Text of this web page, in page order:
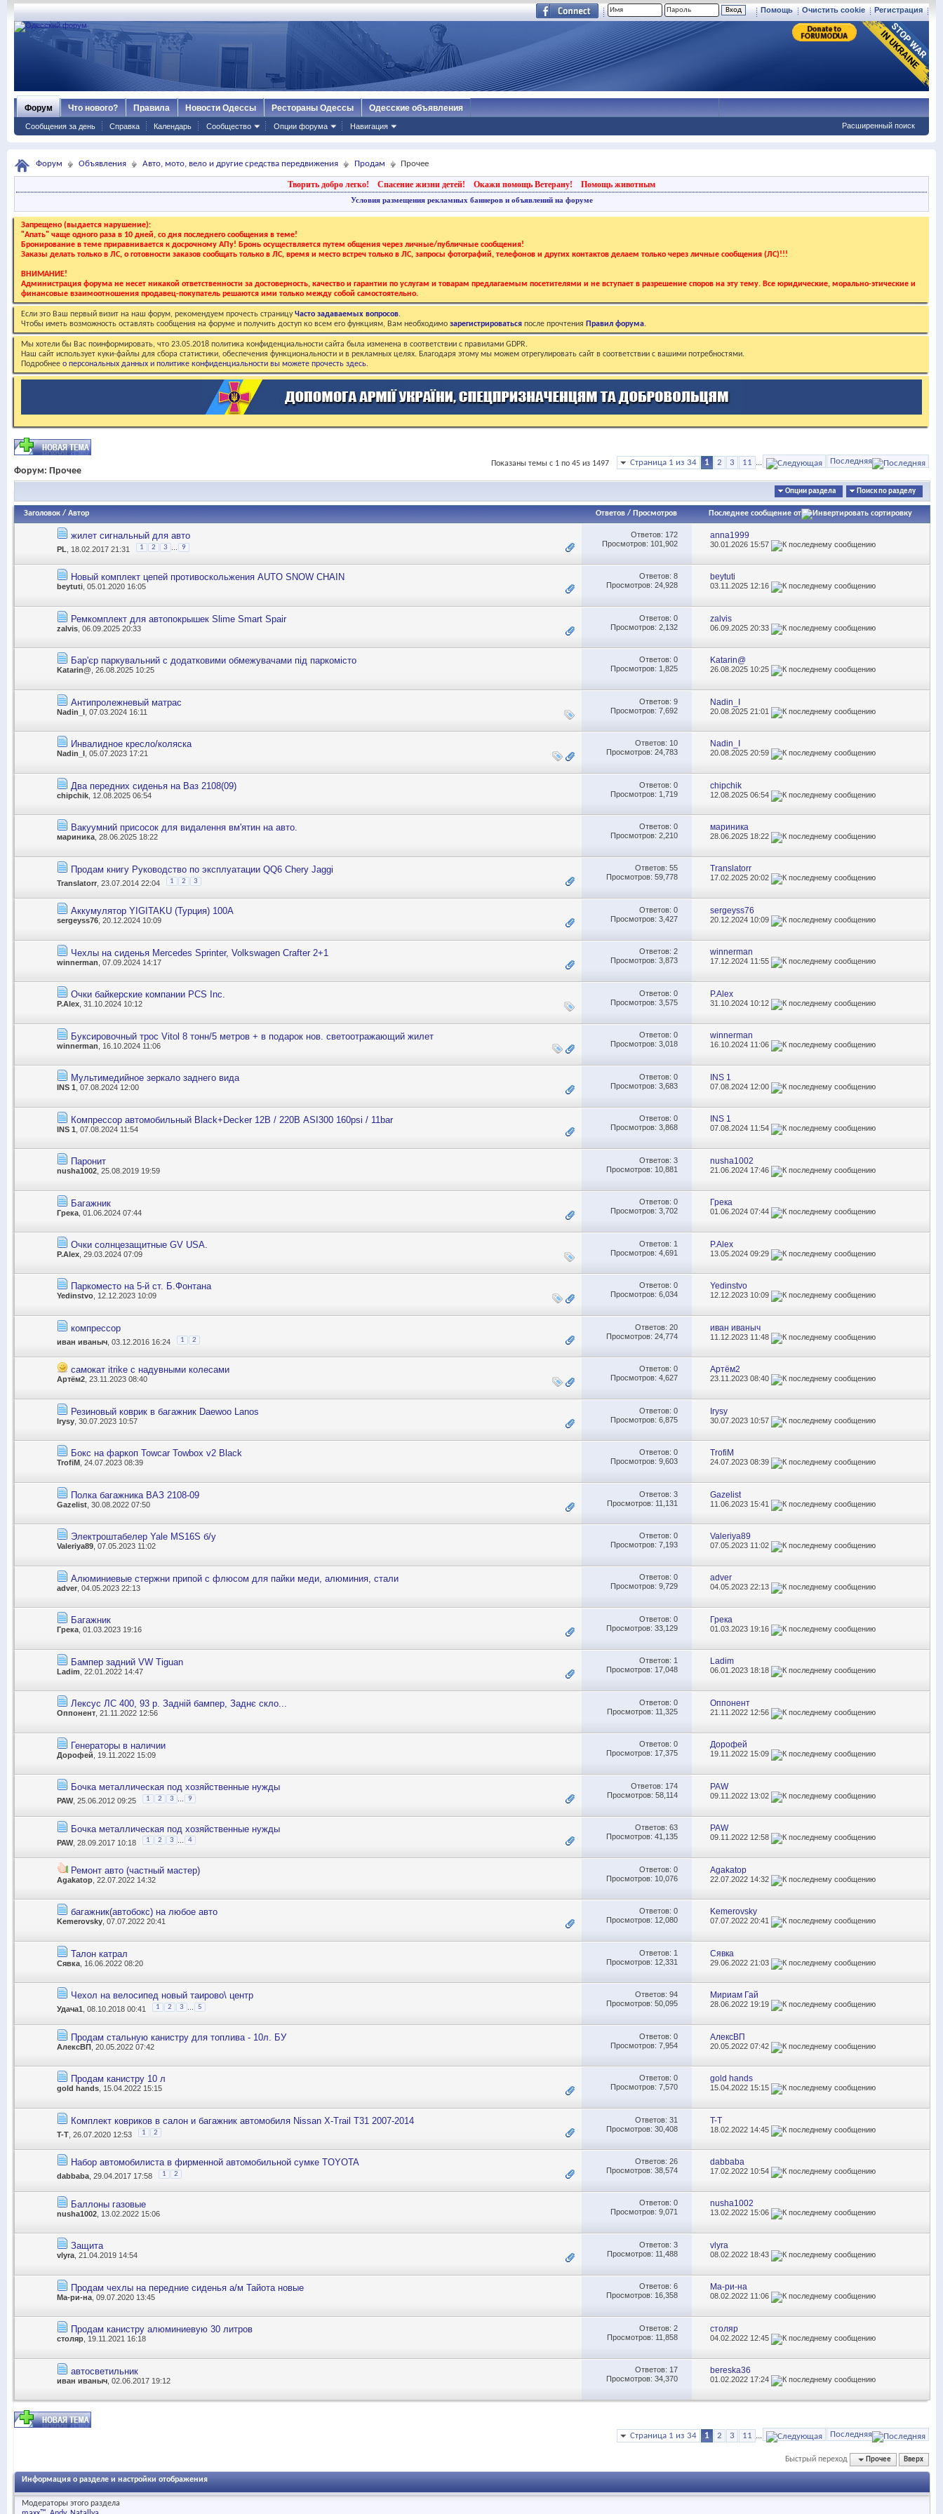
Регистрация
Очистить cookie
Помощь
Форум
Сообщения за день Справка Календарь Сообщество Опции форума Навигация
Что нового? Правила Новости Одессы Рестораны Одессы Одесские объявления
Расширенный поиск
Форум Объявления Авто, мото, вело и другие средства передвижения Продам Прочее
Творить добро легко! Спасение жизни детей! Окажи помощь Ветерану! Помощь животным
Условия размещения рекламных баннеров и объявлений на форуме
Запрещено (выдается нарушение):
"Апать" чаще одного раза в 10 дней, со дня последнего сообщения в теме!
Бронирование в теме приравнивается к досрочному АПу! Бронь осуществляется путем общения через личные/публичные сообщения!
Заказы делать только в ЛС, о готовности заказов сообщать только в ЛС, время и место встреч только в ЛС, запросы фотографий, телефонов и других контактов делаем только через личные сообщения (ЛС)!!!
ВНИМАНИЕ!
Администрация форума не несет никакой ответственности за достоверность, качество и гарантии по услугам и товарам предлагаемым посетителями и не вступает в разрешение споров на эту тему. Все юридические, морально-этические и
финансовые взаимоотношения продавец-покупатель решаются ими только между собой самостоятельно.
Если это Ваш первый визит на наш форум, рекомендуем прочесть страницуЧасто задаваемых вопросов.
Чтобы иметь возможность оставлять сообщения на форуме и получить доступ ко всем его функциям, Вам необходимо зарегистрироваться после прочтения Правил форума.
Мы хотели бы Вас поинформировать, что 23.05.2018 политика конфиденциальности сайта была изменена в соответствии с правилами GDPR.
Наш сайт использует куки-файлы для сбора статистики, обеспечения функциональности и в рекламных целях. Благодаря этому мы можем отрегулировать сайт в соответствии с вашими потребностями.
Подробнее о персональных данных и политике конфиденциальности вы можете прочесть здесь.
Страница 1 из 34 1 2 3 11 ... Последняя
Показаны темы с 1 по 45 из 1497
Форум: Прочее
Опции раздела Поиск по разделу
Заголовок / Автор Ответов/ Просмотров Последнее сообщение от
жилет сигнальный для авто
PL , 18.02.2017 21:31 1 2 3 9
Ответов: 172
Просмотров: 101,902
anna1999
30.01.2026 15:57
Новый комплект цепей противоскольжения AUTO SNOW CHAIN
beytuti, 05.01.2020 16:05
Ответов: 8
Просмотров: 24,928
beytuti
03.11.2025 12:16
Ремкомплект для автопокрышек Slime Smart Spair
zalvis , 06.09.2025 20:33
Ответов: 0
Просмотров: 2,132
zalvis
06.09.202520:33
Бар'єр паркувальний с додатковими обмежувачами під паркомісто
Katarin@, 26.08.2025 10:25
Ответов: 0
Просмотров: 1,825
Katarin@
26.08.2025 10:25
Антипролежневый матрас
Nadin_I , 07.03.2024 16:11
Ответов: 9
Просмотров: 7,692
Nadin_I
20.08.202521:01
Инвалидное кресло/коляска
Nadin_I , 05.07.2023 17:21
Ответов: 10
Просмотров: 24,783
Nadin_I
20.08.202520:59
Два передних сиденья на Ваз 2108(09)
chipchik , 12.08.2025 06:54
Ответов: 0
Просмотров: 1,719
chipchik
12.08.202506:54
Вакуумний присосок для видалення вм'ятин на авто.
мариника , 28.06.2025 18:22
Ответов: 0
Просмотров: 2,210
мариника
28.06.2025 18:22
Продам книгу Руководство по эксплуатации QQ6 Chery Jaggi
Translatorr , 23.07.2014 22:04 1 2 3
Ответов: 55
Просмотров: 59,778
Translatorr
17.02.202520:02
Аккумулятор YIGITAKU (Турция) 100А
sergeyss76 , 20.12.2024 10:09
Ответов: 0
Просмотров: 3,427
sergeyss76
20.12.2024 10:09
Чехлы на сиденья Mercedes Sprinter, Volkswagen Crafter 2+1
winnerman , 07.09.2024 14:17
Ответов: 2
Просмотров: 3,873
winnerman
17.12.202411:55
Очки байкерские компании PCS Inc.
P.Alex , 31.10.2024 10:12
Ответов: 0
Просмотров: 3,575
P.Alex
31.10.2024 10:12
Буксировочный трос Vitol 8 тонн/5 метров + в подарок нов. светоотражающий жилет
winnerman , 16.10.2024 11:06
Ответов: 0
Просмотров: 3,018
winnerman
16.10.2024 11:06
Мультимедийное зеркало заднего вида
INS 1 , 07.08.2024 12:00
Ответов: 0
Просмотров: 3,683
INS 1
07.08.2024 12:00
Компресcор автомобильный Black+Decker 12В / 220В ASI300 160psi / 11bar
INS 1 , 07.08.2024 11:54
Ответов: 0
Просмотров: 3,868
INS 1
07.08.2024 11:54
Паронит
nusha1002 , 25.08.2019 19:59
Ответов: 3
Просмотров: 10,881
nusha1002
21.06.2024 17:46
Багажник
Грека , 01.06.2024 07:44
Ответов: 0
Просмотров: 3,702
Грека
01.06.202407:44
Очки солнцезащитные GV USA.
P.Alex , 29.03.2024 07:09
Ответов: 1
Просмотров: 4,691
P.Alex
13.05.202409:29
Паркоместо на 5-й ст. Б.Фонтана
Yedinstvo, 12.12.2023 10:09
Ответов: 0
Просмотров: 6,034
Yedinstvo
12.12.2023 10:09
компрессор
иван иваныч , 03.12.2016 16:24 1 2
Ответов: 20
Просмотров: 24,774
иван иваныч
11.12.2023 11:48
самокат itrike с надувными колесами
Артём2 , 23.11.2023 08:40
Ответов: 0
Просмотров: 4,627
Артём2
23.11.202308:40
Резиновый коврик в багажник Daewoo Lanos
Irysy , 30.07.2023 10:57
Ответов: 0
Просмотров: 6,875
Irysy
30.07.2023 10:57
Бокс на фаркоп Towcar Towbox v2 Black
TrofiM , 24.07.2023 08:39
Ответов: 0
Просмотров: 9,603
TrofiM
24.07.202308:39
Полка багажника ВАЗ 2108-09
Gazelist , 30.08.2022 07:50
Ответов: 3
Просмотров: 11,131
Gazelist
11.06.2023 15:41
Электроштабелер Yale MS16S б/у
Valeriya89 , 07.05.2023 11:02
Ответов: 0
Просмотров: 7,193
Valeriya89
07.05.2023 11:02
Алюминиевые стержни припой с флюсом для пайки меди, алюминия, стали
adver , 04.05.2023 22:13
Ответов: 0
Просмотров: 9,729
adver
04.05.202322:13
Багажник
Грека , 01.03.2023 19:16
Ответов: 0
Просмотров: 33,129
Грека
01.03.2023 19:16
Бампер задний VW Tiguan
Ladim , 22.01.2022 14:47
Ответов: 1
Просмотров: 17,048
Ladim
06.01.2023 18:18
Лексус ЛС 400, 93 р. Задній бампер, Заднє скло...
Оппонент , 21.11.2022 12:56
Ответов: 0
Просмотров: 11,325
Оппонент
21.11.2022 12:56
Генераторы в наличии
Дорофей , 19.11.2022 15:09
Ответов: 0
Просмотров: 17,375
Дорофей
19.11.2022 15:09
Бочка металлическая под хозяйственные нужды
PAW, 25.06.2012 09:25 1 2 3 9
Ответов: 174
Просмотров: 58,114
PAW
09.11.2022 13:02
Бочка металлическая под хозяйственные нужды
PAW, 28.09.2017 10:18 1 2 3 4
Ответов: 63
Просмотров: 41,135
PAW
09.11.2022 12:58
Ремонт авто (частный мастер)
Agakatop , 22.07.2022 14:32
Ответов: 0
Просмотров: 10,076
Agakatop
22.07.2022 14:32
багажник(автобокс) на любое авто
Kemerovsky, 07.07.2022 20:41
Ответов: 0
Просмотров: 12,080
Kemerovsky
07.07.202220:41
Талон катрал
Сявка , 16.06.2022 08:20
Ответов: 1
Просмотров: 12,331
Сявка
29.06.202221:03
Чехол на велосипед новый таирово\ центр
Удача1 , 08.10.2018 00:41 1 2 3 5
Ответов: 94
Просмотров: 50,095
Мириам Гай
28.06.2022 19:19
Продам стальную канистру для топлива - 10л. БУ
АлексВП , 20.05.2022 07:42
Ответов: 0
Просмотров: 7,954
АлексВП
20.05.202207:42
Продам канистру 10 л
gold hands , 15.04.2022 15:15
Ответов: 0
Просмотров: 7,570
gold hands
15.04.2022 15:15
Комплект ковриков в салон и багажник автомобиля Nissan X-Trail T31 2007-2014
T-T , 26.07.2020 12:53 1 2
Ответов: 31
Просмотров: 30,408
T-T
18.02.2022 14:45
Набор автомобилиста в фирменной автомобильной сумке TOYOTA
dabbaba , 29.04.2017 17:58 1 2
Ответов: 26
Просмотров: 38,574
dabbaba
17.02.2022 10:54
Баллоны газовые
nusha1002 , 13.02.2022 15:06
Ответов: 0
Просмотров: 9,071
nusha1002
13.02.202215:06
Защита
vlyra , 21.04.2019 14:54
Ответов: 3
Просмотров: 11,488
vlyra
08.02.2022 18:43
Продам чехлы на передние сиденья а/м Тайота новые
Ма-ри-на , 09.07.2020 13:45
Ответов: 6
Просмотров: 16,358
Ма-ри-на
08.02.202211:06
Продам канистру алюминиевую 30 литров
столяр , 19.11.2021 16:18
Ответов: 2
Просмотров: 11,858
столяр
04.02.2022 12:45
автосветильник
иван иваныч , 02.06.2017 19:12
Ответов: 17
Просмотров: 34,370
bereska36
01.02.2022 17:24
Страница 1 из 34 1 2 3 11 ... Последняя
Быстрый переход Прочее Вверх
Информация о разделе и настройки отображения
Модераторы этого раздела